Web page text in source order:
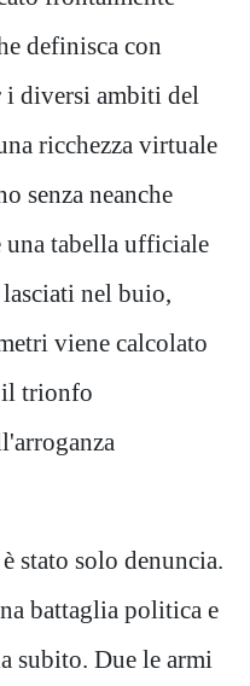
definisca con
diversi ambiti del
ricchezza virtuale
senza neanche
tabella ufficiale
nel buio,
viene calcolato
il trionfo
stato solo denuncia.
battaglia politica e
subito. Due le armi